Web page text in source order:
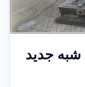
شبه جديد